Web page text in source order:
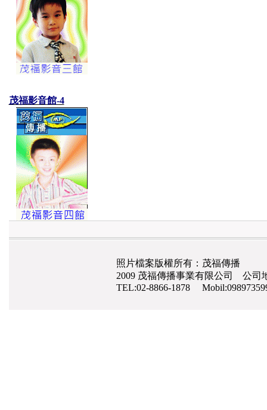
茂福影音館-4
照片檔案版權所有：茂福傳播
2009 茂福傳播事業有限公司 公司
TEL:02-8866-1878